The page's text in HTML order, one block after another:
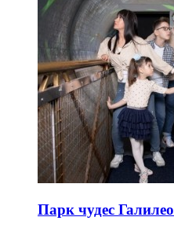
Парк чудес Галилео